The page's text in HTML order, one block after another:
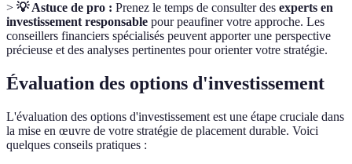
> 💡 Astuce de pro : Prenez le temps de consulter des experts en
investissement responsable pour peaufiner votre approche. Les
conseillers financiers spécialisés peuvent apporter une perspective
précieuse et des analyses pertinentes pour orienter votre stratégie.
Évaluation des options d'investissement
L'évaluation des options d'investissement est une étape cruciale dans
la mise en œuvre de votre stratégie de placement durable. Voici
quelques conseils pratiques :